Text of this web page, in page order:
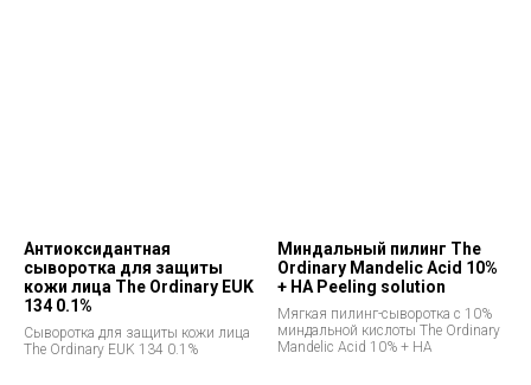
Антиоксидантная
сыворотка для защиты
кожи лица The Ordinary EUK
134 0.1%
Сыворотка для защиты кожи лица
The Ordinary EUK 134 0.1%
Миндальный пилинг The
Ordinary Mandelic Acid 10%
+ HA Peeling solution
Мягкая пилинг-сыворотка с 10%
миндальной кислоты The Ordinary
Mandelic Acid 10% + HA